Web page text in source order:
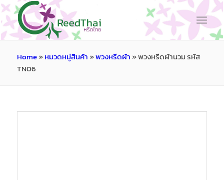
Home»หมวดหมู่สินค้า»พวงหรีดผ้า»พวงหรีดผ้านวม รหัส
TN06